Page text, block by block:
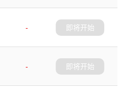
-
即将开始
-
即将开始